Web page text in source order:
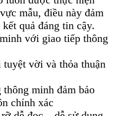
mẫu, điều này đảm
quả đáng tin cậy.
với giao tiếp thông
vời và thỏa thuận
thông minh đảm bảo
chính xác